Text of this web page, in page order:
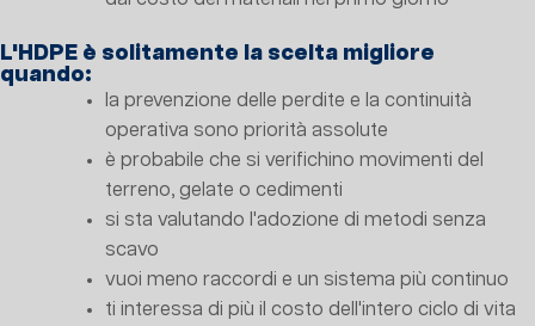
L'HDPE è solitamente la scelta migliore
quando:
la prevenzione delle perdite e la continuità
operativa sono priorità assolute
è probabile che si verifichino movimenti del
terreno, gelate o cedimenti
si sta valutando l'adozione di metodi senza
scavo
vuoi meno raccordi e un sistema più continuo
ti interessa di più il costo dell'intero ciclo di vita